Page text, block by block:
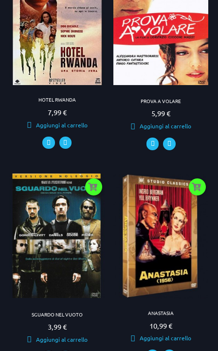
HOTEL RWANDA
Prezzo
7,99 €
Aggiungi al carrello
PROVA A VOLARE
Prezzo
5,99 €
Aggiungi al carrello
SGUARDO NEL VUOTO
Prezzo
3,99 €
Aggiungi al carrello
ANASTASIA
Prezzo
10,99 €
Aggiungi al carrello